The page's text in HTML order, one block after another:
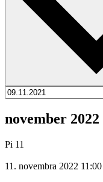
november 2022
Pi 11
11. novembra 2022 11:00